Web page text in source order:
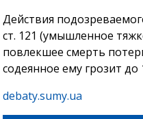
Действия
ст. 121 (умышленное
повлекшее смерть
содеянное ему грозит
debaty.sumy.ua